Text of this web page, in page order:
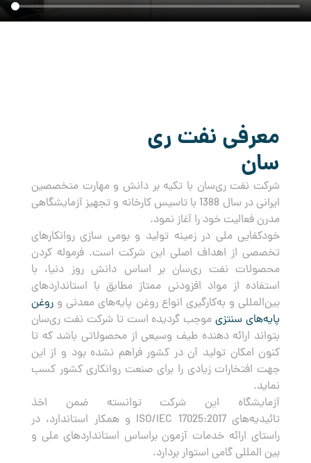
معرفی نفت ری
سان
شرکت نفت ری‌سان با تکیه بر دانش و مهارت متخصصین
ایرانی در سال 1388 با تاسیس کارخانه و تجهیز آزمایشگاهی
مدرن فعالیت خود را آغاز نمود.
خودکفایی ملی در زمینه تولید و بومی سازی روانکارهای
تخصصی از اهداف اصلی این شرکت است. فرموله کردن
محصولات نفت ری‌سان بر اساس دانش روز دنیا، با
استفاده از مواد افزودنی ممتاز مطابق با استانداردهای
بین‌المللی و به‌کارگیری انواع روغن پایه‌های معدنی وروغن
پایه‌های سنتزیموجب گردیده است تا شرکت نفت ری‌سان
بتواند ارائه دهنده طیف وسیعی از محصولاتی باشد که تا
کنون امکان تولید آن در کشور فراهم نشده بود و از این
جهت افتخارات زیادی را برای صنعت روانکاری کشور کسب
نماید.
آزمایشگاه این شرکت توانسته ضمن اخذ
تائیدیه‌های ISO/IEC 17025:2017 و همکار استاندارد، در
راستای ارائه خدمات آزمون براساس استانداردهای ملی و
بین المللی گامی استوار بردارد.